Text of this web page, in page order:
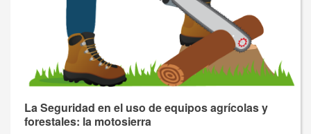
La Seguridad en el uso de equipos agrícolas y
forestales: la motosierra